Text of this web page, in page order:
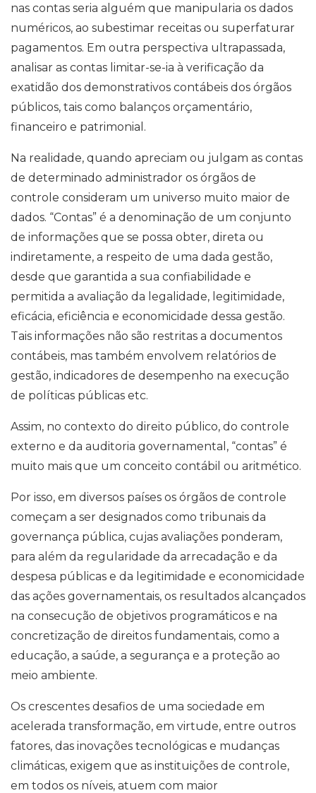
nas contas seria alguém que manipularia os dados
numéricos, ao subestimar receitas ou superfaturar
pagamentos. Em outra perspectiva ultrapassada,
analisar as contas limitar-se-ia à verificação da
exatidão dos demonstrativos contábeis dos órgãos
públicos, tais como balanços orçamentário,
financeiro e patrimonial.
Na realidade, quando apreciam ou julgam as contas
de determinado administrador os órgãos de
controle consideram um universo muito maior de
dados. “Contas” é a denominação de um conjunto
de informações que se possa obter, direta ou
indiretamente, a respeito de uma dada gestão,
desde que garantida a sua confiabilidade e
permitida a avaliação da legalidade, legitimidade,
eficácia, eficiência e economicidade dessa gestão.
Tais informações não são restritas a documentos
contábeis, mas também envolvem relatórios de
gestão, indicadores de desempenho na execução
de políticas públicas etc.
Assim, no contexto do direito público, do controle
externo e da auditoria governamental, “contas” é
muito mais que um conceito contábil ou aritmético.
Por isso, em diversos países os órgãos de controle
começam a ser designados como tribunais da
governança pública, cujas avaliações ponderam,
para além da regularidade da arrecadação e da
despesa públicas e da legitimidade e economicidade
das ações governamentais, os resultados alcançados
na consecução de objetivos programáticos e na
concretização de direitos fundamentais, como a
educação, a saúde, a segurança e a proteção ao
meio ambiente.
Os crescentes desafios de uma sociedade em
acelerada transformação, em virtude, entre outros
fatores, das inovações tecnológicas e mudanças
climáticas, exigem que as instituições de controle,
em todos os níveis, atuem com maior